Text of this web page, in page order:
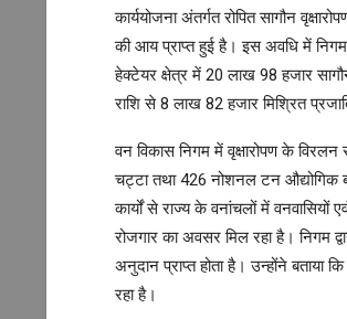
कार्ययोजना अंतर्गत रोपित सागौन
की आय प्राप्त हुई है। इस अवधि में
हेक्टेयर क्षेत्र में 20 लाख 98 हजार
राशि से 8 लाख 82 हजार मिश्रित
वन विकास निगम में वृक्षारोपण के
चट्टा तथा 426 नोशनल टन औद्योगिक
कार्यों से राज्य के वनांचलों में
रोजगार का अवसर मिल रहा है। निगम
अनुदान प्राप्त होता है। उन्होंने बताया
रहा है।